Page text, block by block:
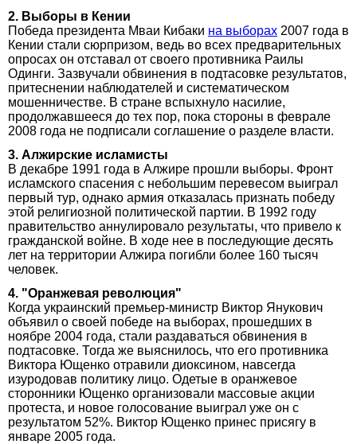
2. Выборы в Кении
Победа президента Мваи Кибаки на выборах 2007 года в
Кении стали сюрпризом, ведь во всех предварительных
опросах он отставал от своего противника Раилы
Одинги. Зазвучали обвинения в подтасовке результатов,
притеснении наблюдателей и систематическом
мошенничестве. В стране вспыхнуло насилие,
продолжавшееся до тех пор, пока стороны в феврале
2008 года не подписали соглашение о разделе власти.
3. Алжирские исламисты
В декабре 1991 года в Алжире прошли выборы. Фронт
исламского спасения с небольшим перевесом выиграл
первый тур, однако армия отказалась признать победу
этой религиозной политической партии. В 1992 году
правительство аннулировало результаты, что привело к
гражданской войне. В ходе нее в последующие десять
лет на территории Алжира погибли более 160 тысяч
человек.
4. "Оранжевая революция"
Когда украинский премьер-министр Виктор Янукович
объявил о своей победе на выборах, прошедших в
ноябре 2004 года, стали раздаваться обвинения в
подтасовке. Тогда же выяснилось, что его противника
Виктора Ющенко отравили диоксином, навсегда
изуродовав политику лицо. Одетые в оранжевое
сторонники Ющенко организовали массовые акции
протеста, и новое голосование выиграл уже он с
результатом 52%. Виктор Ющенко принес присягу в
январе 2005 года.